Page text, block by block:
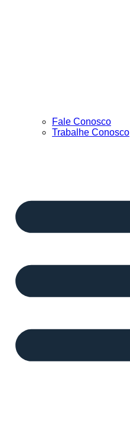
Fale Conosco
Trabalhe Conosco